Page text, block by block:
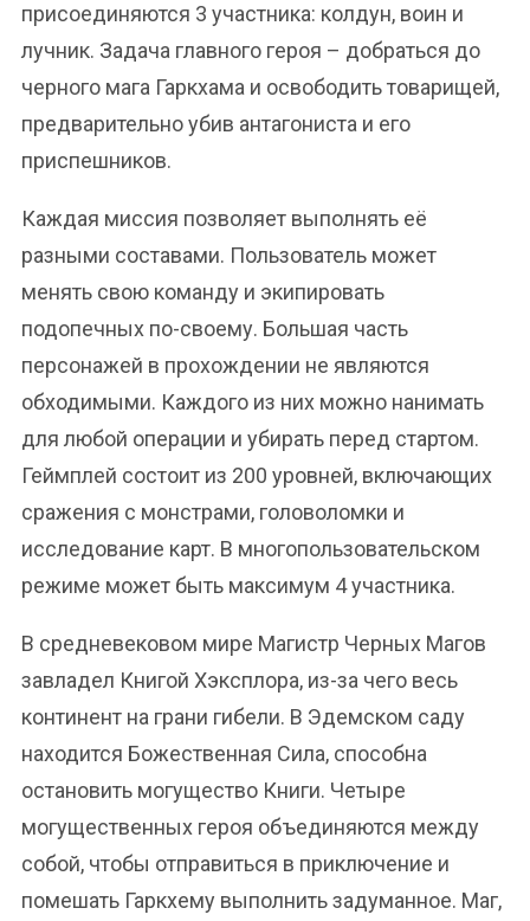
присоединяются 3 участника: колдун, воин и
лучник. Задача главного героя – добраться до
черного мага Гаркхама и освободить товарищей,
предварительно убив антагониста и его
приспешников.
Каждая миссия позволяет выполнять её
разными составами. Пользователь может
менять свою команду и экипировать
подопечных по-своему. Большая часть
персонажей в прохождении не являются
обходимыми. Каждого из них можно нанимать
для любой операции и убирать перед стартом.
Геймплей состоит из 200 уровней, включающих
сражения с монстрами, головоломки и
исследование карт. В многопользовательском
режиме может быть максимум 4 участника.
В средневековом мире Магистр Черных Магов
завладел Книгой Хэксплора, из-за чего весь
континент на грани гибели. В Эдемском саду
находится Божественная Сила, способна
остановить могущество Книги. Четыре
могущественных героя объединяются между
собой, чтобы отправиться в приключение и
помешать Гаркхему выполнить задуманное. Маг,